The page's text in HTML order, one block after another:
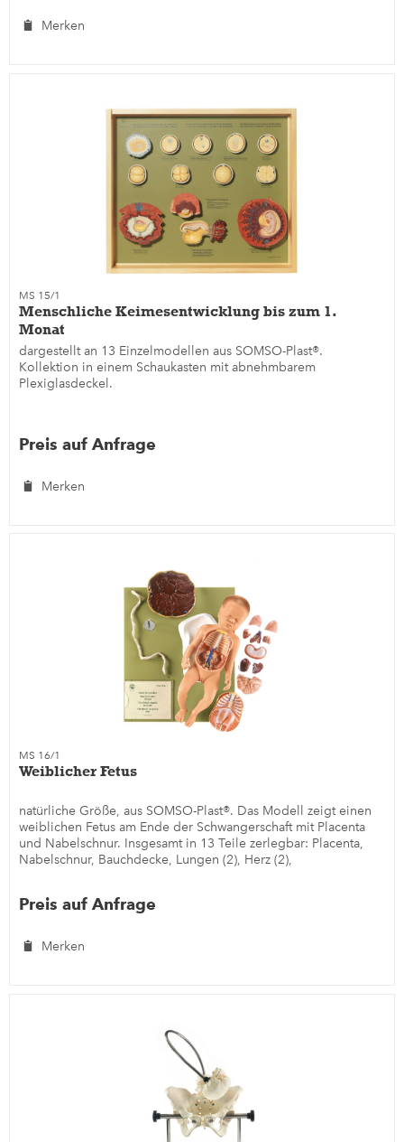
Merken
MS 15/1
Menschliche Keimesentwicklung bis zum 1.
Monat
dargestellt an 13 Einzelmodellen aus SOMSO-Plast®.
Kollektion in einem Schaukasten mit abnehmbarem
Plexiglasdeckel.
Preis auf Anfrage
Merken
MS 16/1
Weiblicher Fetus
natürliche Größe, aus SOMSO-Plast®. Das Modell zeigt einen
weiblichen Fetus am Ende der Schwangerschaft mit Placenta
und Nabelschnur. Insgesamt in 13 Teile zerlegbar: Placenta,
Nabelschnur, Bauchdecke, Lungen (2), Herz (2),
Preis auf Anfrage
Merken